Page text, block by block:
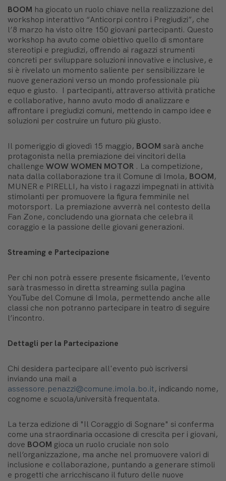
BOOM ha giocato un ruolo chiave nella realizzazione del
workshop interattivo “Anticorpi contro i Pregiudizi”, che
l’8 marzo ha visto oltre 150 giovani partecipanti. Questo
workshop ha avuto come obiettivo quello di smontare
stereotipi e pregiudizi, offrendo ai ragazzi strumenti
concreti per sviluppare soluzioni innovative e inclusive, e
si è rivelato un momento saliente per sensibilizzare le
nuove generazioni verso un mondo professionale più
equo e giusto. I partecipanti, attraverso attività pratiche
e collaborative, hanno avuto modo di analizzare e
affrontare i pregiudizi comuni, mettendo in campo idee e
soluzioni per costruire un futuro più giusto.
Il pomeriggio di giovedì 15 maggio, BOOM sarà anche
protagonista nella premiazione dei vincitori della
challenge WOW WOMEN MOTOR . La competizione,
nata dalla collaborazione tra il Comune di Imola, BOOM,
MUNER e PIRELLI, ha visto i ragazzi impegnati in attività
stimolanti per promuovere la figura femminile nel
motorsport. La premiazione avverrà nel contesto della
Fan Zone, concludendo una giornata che celebra il
coraggio e la passione delle giovani generazioni.
Streaming e Partecipazione
Per chi non potrà essere presente fisicamente, l’evento
sarà trasmesso in diretta streaming sulla pagina
YouTube del Comune di Imola, permettendo anche alle
classi che non potranno partecipare in teatro di seguire
l’incontro.
Dettagli per la Partecipazione
Chi desidera partecipare all'evento può iscriversi
inviando una mail a
assessore.penazzi@comune.imola.bo.it, indicando nome,
cognome e scuola/università frequentata.
La terza edizione di "Il Coraggio di Sognare" si conferma
come una straordinaria occasione di crescita per i giovani,
dove BOOM gioca un ruolo cruciale non solo
nell’organizzazione, ma anche nel promuovere valori di
inclusione e collaborazione, puntando a generare stimoli
e progetti che arricchiscano il futuro delle nuove